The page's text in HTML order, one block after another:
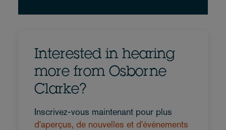
Interested in hearing
more from Osborne
Clarke?
Inscrivez-vous maintenant pour plus
d'aperçus, de nouvelles et d'événements